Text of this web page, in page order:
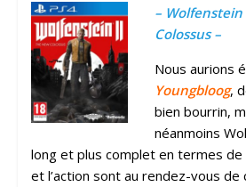
–
Colossus –
Nous aurions
Youngbloog,
bien bourrin,
néanmoins
long et plus complet en termes de
et l’action sont au rendez-vous de